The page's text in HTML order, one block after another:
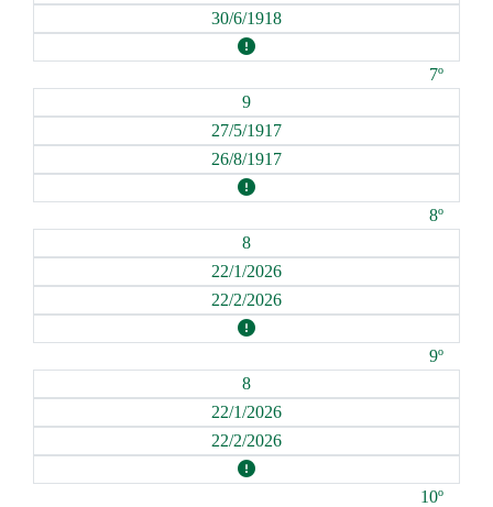
30/6/1918
7º
9
27/5/1917
26/8/1917
8º
8
22/1/2026
22/2/2026
9º
8
22/1/2026
22/2/2026
10º